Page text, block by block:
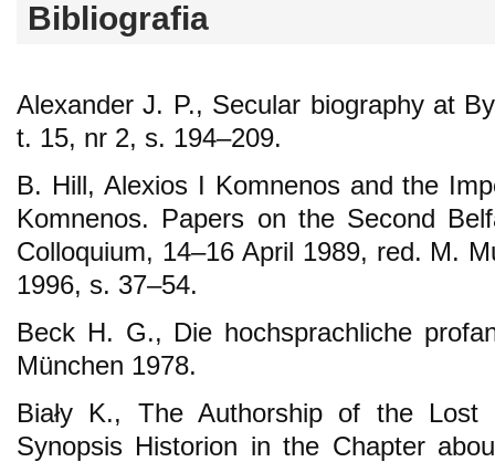
Bibliografia
Alexander J. P., Secular biography at
t. 15, nr 2, s. 194–209.
B. Hill, Alexios I Komnenos and the
Komnenos. Papers on the Second
Colloquium, 14–16 April 1989, red. M.
1996, s. 37–54.
Beck H. G., Die hochsprachliche
München 1978.
Biały K., The Authorship of the Lost
Synopsis Historion in the Chapter